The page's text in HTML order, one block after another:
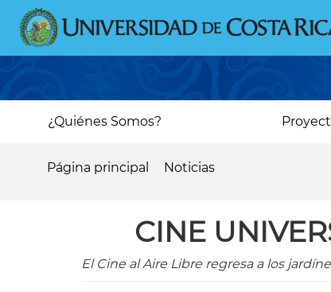
Pasar
contenido
principal
Main¿Quiénes Somos?
ayuda
Página principal Noticias
CINE
El Cine al Aire Libre regresa a los